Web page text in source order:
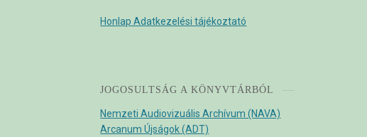
Honlap Adatkezelési tájékoztató
JOGOSULTSÁG A KÖNYVTÁRBÓL
Nemzeti Audiovizuális Archívum (NAVA)
Arcanum Újságok (ADT)